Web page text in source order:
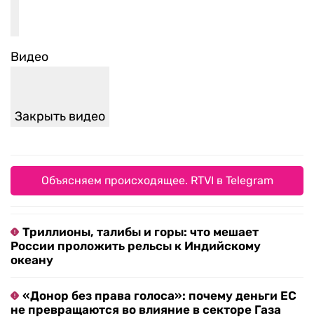
Видео
Закрыть видео
Объясняем происходящее. RTVI в Telegram
Триллионы, талибы и горы: что мешает
России проложить рельсы к Индийскому
океану
«Донор без права голоса»: почему деньги ЕС
не превращаются во влияние в секторе Газа